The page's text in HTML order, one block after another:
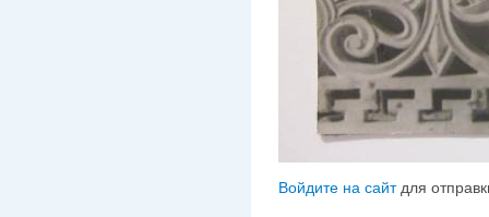
Войдите на сайтдля